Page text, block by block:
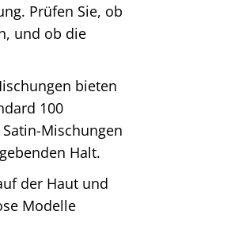
Prüfen Sie, ob
und ob die
bieten
100
Mischungen
Halt.
der Haut und
Modelle